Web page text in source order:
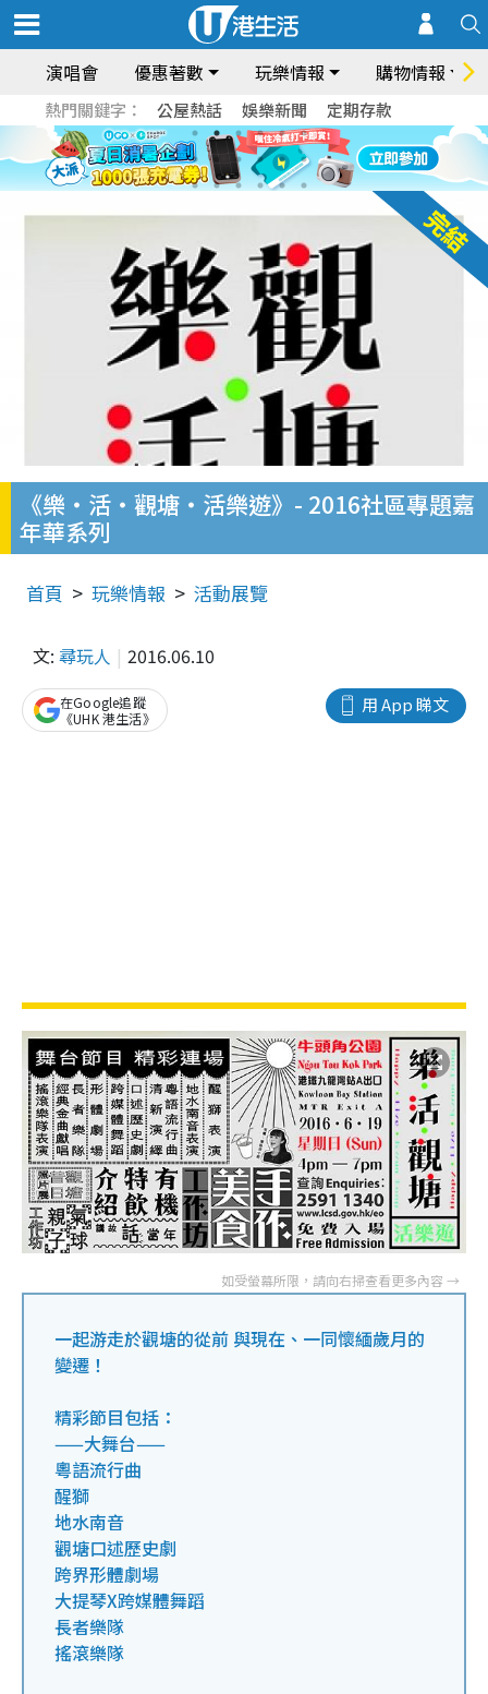
演唱會 優惠著數 玩樂情報 購物情報
熱門關鍵字： 公屋熱話 娛樂新聞 定期存款
《樂‧活‧觀塘‧活樂遊》- 2016社區專題嘉
年華系列
首頁 玩樂情報 活動展覽
文: 尋玩人 2016.06.10
用 App 睇文
在Google追蹤
《UHK 港生活》
一起游走於觀塘的從前 與現在、一同懷緬歲月的
變遷！
精彩節目包括：
——大舞台——
粵語流行曲
醒獅
地水南音
觀塘口述歷史劇
跨界形體劇場
大提琴X跨媒體舞蹈
長者樂隊
搖滾樂隊